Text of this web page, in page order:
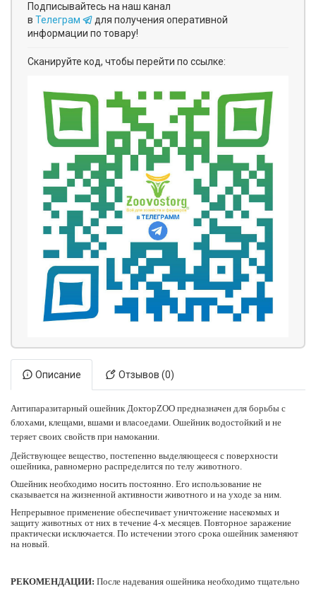
Подписывайтесь на наш канал
в Телеграм
для получения оперативной
информации по товару!
Сканируйте код, чтобы перейти по ссылке:
Описание Отзывов (0)
Антипаразитарный ошейник ДокторZOO предназначен для борьбы с
блохами, клещами, вшами и власоедами. Ошейник водостойкий и не
теряет своих свойств при намокании.
Действующее вещество, постепенно выделяющееся с поверхности
ошейника, равномерно распределится по телу животного.
Ошейник необходимо носить постоянно. Его использование не
сказывается на жизненной активности животного и на уходе за ним.
Непрерывное применение обеспечивает уничтожение насекомых и
защиту животных от них в течение 4-х месяцев. Повторное заражение
практически исключается. По истечении этого срока ошейник заменяют
на новый.
РЕКОМЕНДАЦИИ: После надевания ошейника необходимо тщательно